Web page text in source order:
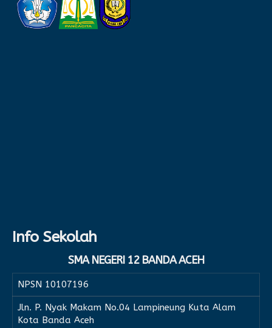
Info Sekolah
SMA NEGERI 12 BANDA ACEH
NPSN 10107196
Jln. P. Nyak Makam No.04 Lampineung Kuta Alam
Kota Banda Aceh